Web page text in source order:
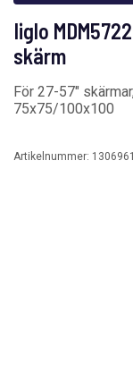
Iiglo
skärm
För 27-57"
75x75/100x100
Artikelnummer: 1306961